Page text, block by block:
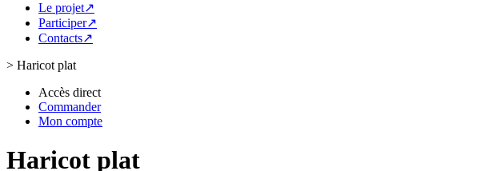
Le projet↗
Participer↗
Contacts↗
> Haricot plat
Accès direct
Commander
Mon compte
Haricot plat